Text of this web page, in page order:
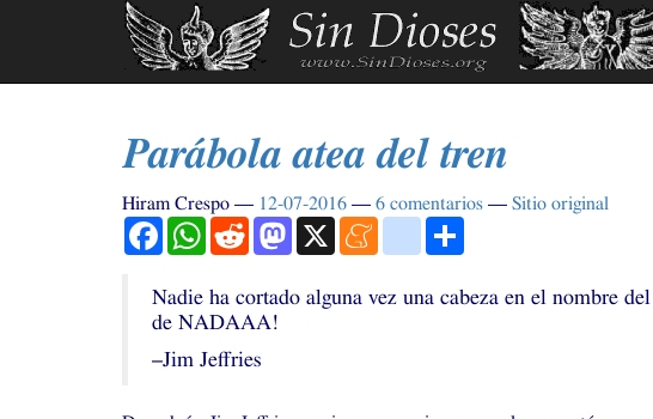
Parábola atea del tren
Hiram Crespo 12-07-2016 6 comentarios
Sitio original
FacebookWhatsApp
RedditMastodon
X Meneameblogger_post
Nadie ha cortado alguna vez una cabeza en el nombre
de NADAAA!
–Jim Jeffries